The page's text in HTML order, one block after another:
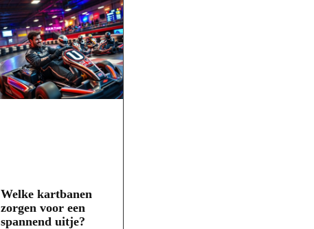
Welke kartbanen
zorgen voor een
spannend uitje?